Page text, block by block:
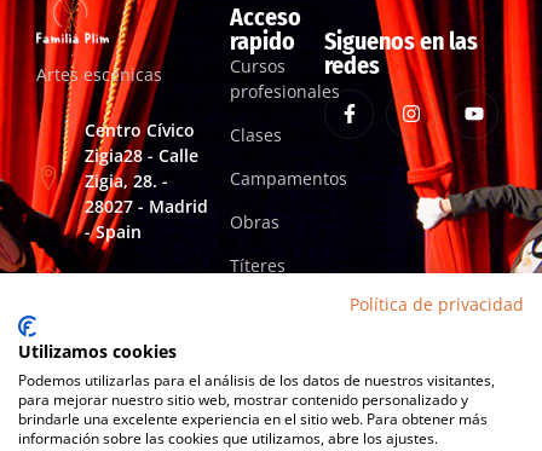
Artes escénicas
Centro Cívico
Zigia28 - Calle
Zigia, 28. -
28027 - Madrid
- Spain
familiaplimartesescenicas@gmail.com
Acceso
rapido
Cursos
profesionales
Clases
Campamentos
Obras
Títeres
Siguenos en las
redes
Política de privacidad
Utilizamos cookies
Podemos utilizarlas para el análisis de los datos de nuestros visitantes,
para mejorar nuestro sitio web, mostrar contenido personalizado y
brindarle una excelente experiencia en el sitio web. Para obtener más
información sobre las cookies que utilizamos, abre los ajustes.